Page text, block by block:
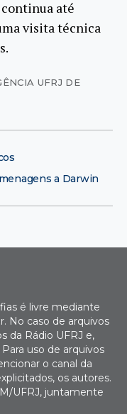
até
visita técnica
UFRJ DE
a Darwin
é livre mediante
No caso de arquivos
da Rádio UFRJ e,
uso de arquivos
o canal da
os autores.
UFRJ, juntamente